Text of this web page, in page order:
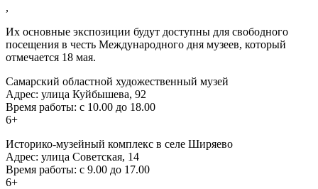
,
Их основные экспозиции будут доступны для свободного
посещения в честь Международного дня музеев, который
отмечается 18 мая.
Самарский областной художественный музей
Адрес: улица Куйбышева, 92
Время работы: с 10.00 до 18.00
6+
Историко-музейный комплекс в селе Ширяево
Адрес: улица Советская, 14
Время работы: с 9.00 до 17.00
6+